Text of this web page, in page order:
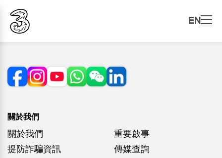
EN
關於我們
關於我們
重要啟事
提防詐騙資訊
傳媒查詢